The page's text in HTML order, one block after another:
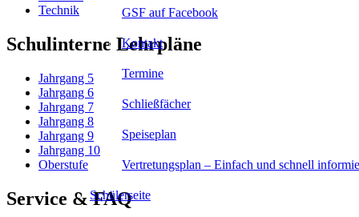
GSF auf Facebook
Kontakt
Termine
Schließfächer
Speiseplan
Vertretungsplan – Einfach und schnell
Schülerseite
Technik
Schulinterne Lehrpläne
Jahrgang 5
Jahrgang 6
Jahrgang 7
Jahrgang 8
Jahrgang 9
Jahrgang 10
Oberstufe
Service & FAQ